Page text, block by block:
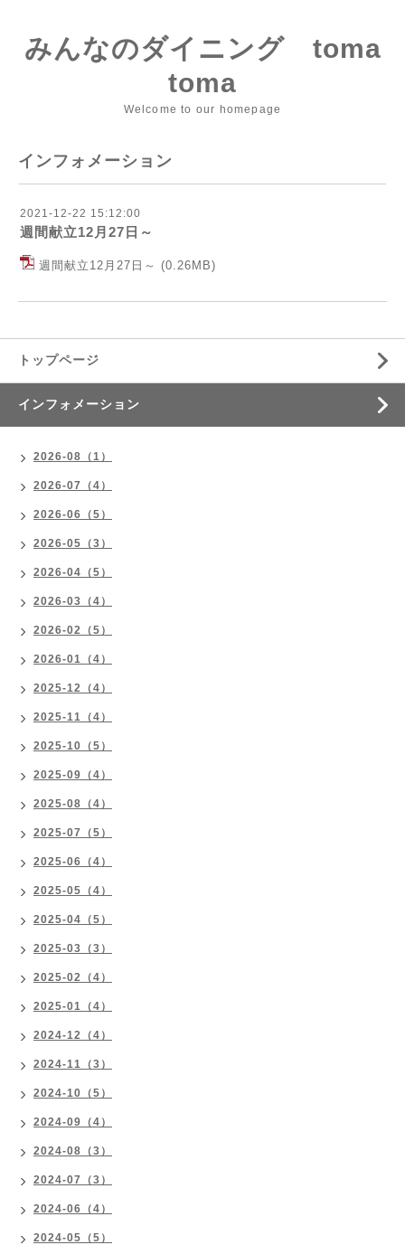
みんなのダイニング toma
toma
Welcome to our homepage
インフォメーション
2021-12-22 15:12:00
週間献立12月27日～
週間献立12月27日～ (0.26MB)
トップページ
インフォメーション
2026-08（1）
2026-07（4）
2026-06（5）
2026-05（3）
2026-04（5）
2026-03（4）
2026-02（5）
2026-01（4）
2025-12（4）
2025-11（4）
2025-10（5）
2025-09（4）
2025-08（4）
2025-07（5）
2025-06（4）
2025-05（4）
2025-04（5）
2025-03（3）
2025-02（4）
2025-01（4）
2024-12（4）
2024-11（3）
2024-10（5）
2024-09（4）
2024-08（3）
2024-07（3）
2024-06（4）
2024-05（5）